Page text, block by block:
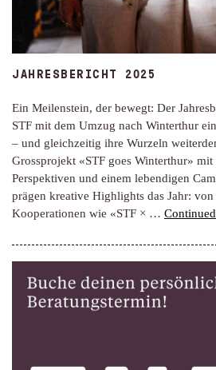
JAHRESBERICHT 2025
Ein Meilenstein, der bewegt: Der
STF mit dem Umzug nach Winterthur
– und gleichzeitig ihre Wurzeln
Grossprojekt «STF goes Winterthur»
Perspektiven und einem lebendigen
prägen kreative Highlights das Jahr:
Kooperationen wie «STF × … Continued